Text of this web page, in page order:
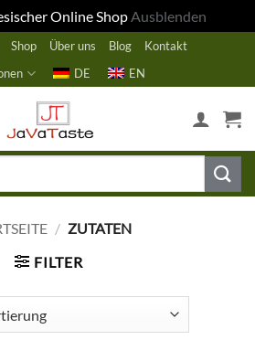
Online ShopAusblenden
Shop Über uns Blog
Kontakt
DE EN
/ ZUTATEN
FILTER